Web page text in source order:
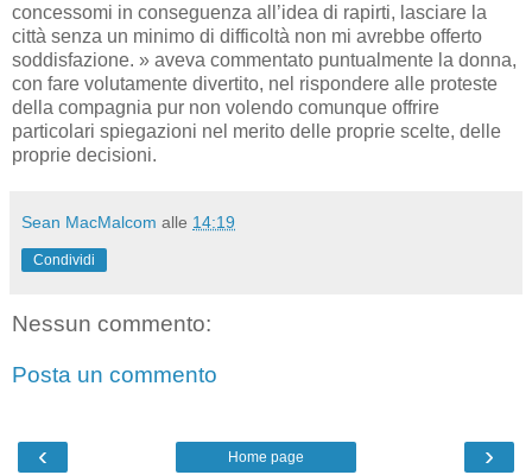
concessomi in conseguenza all’idea di rapirti, lasciare la
città senza un minimo di difficoltà non mi avrebbe offerto
soddisfazione. » aveva commentato puntualmente la donna,
con fare volutamente divertito, nel rispondere alle proteste
della compagnia pur non volendo comunque offrire
particolari spiegazioni nel merito delle proprie scelte, delle
proprie decisioni.
Sean MacMalcom alle 14:19
Condividi
Nessun commento:
Posta un commento
‹ ›
Home page